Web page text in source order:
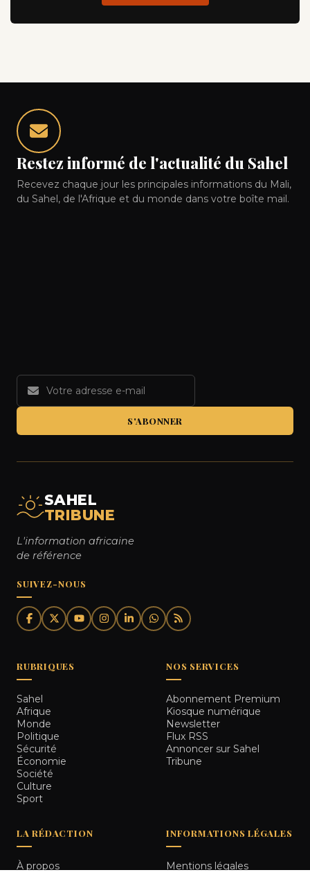
Restez informé de l'actualité du Sahel
Recevez chaque jour les principales informations du Mali,
du Sahel, de l'Afrique et du monde dans votre boîte mail.
S'ABONNER
SAHEL
TRIBUNE
L'information africaine
de référence
SUIVEZ-NOUS
RUBRIQUES
Sahel
Afrique
Monde
Politique
Sécurité
Économie
Société
Culture
Sport
NOS SERVICES
Abonnement Premium
Kiosque numérique
Newsletter
Flux RSS
Annoncer sur Sahel
Tribune
LA RÉDACTION
À propos
INFORMATIONS LÉGALES
Mentions légales